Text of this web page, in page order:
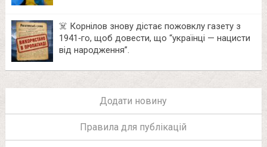
☠️ Корнілов знову дістає пожовклу газету з
1941‑го, щоб довести, що “українці — нацисти
від народження”.
Додати новину
Правила для публікацій